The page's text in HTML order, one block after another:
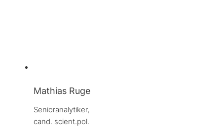
Mathias Ruge
Senioranalytiker,
cand. scient.pol.